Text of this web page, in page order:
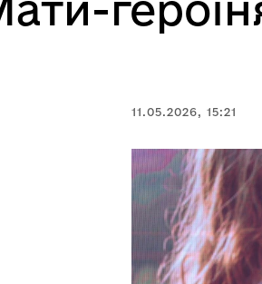
11.05.2026, 15:21